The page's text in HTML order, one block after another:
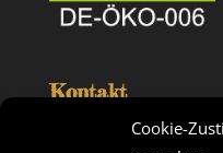
Cookie-
Kontakt
fruit 4 you sd GmbH
Beusselstr. 44 n-q